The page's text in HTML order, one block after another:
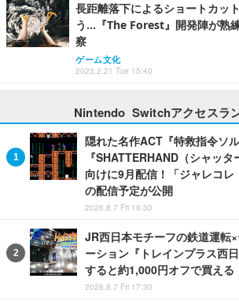
長距離落下によるショートカッ
う…『The Forest』開発陣が熟
察
ゲーム文化
2023.2.21 Tue 15:40
Nintendo Switchアクセスラ
隠れた名作ACT『特救指令ソ
『SHATTERHAND（シャッ
向けに9月配信！「ジャレコ
の配信予定が公開
2026.8.7 Fri 16:30
JR西日本モチーフの鉄道運転
ーション『トレインプラス西
すると約1,000円オフで買える
2026.8.7 Fri 17:30